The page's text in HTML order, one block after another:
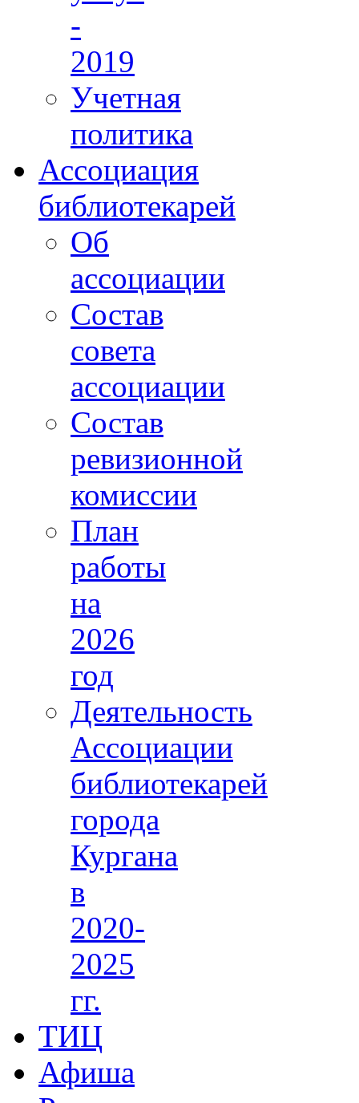
-
2019
Учетная
политика
Ассоциация
библиотекарей
Об
ассоциации
Состав
совета
ассоциации
Состав
ревизионной
комиссии
План
работы
на
2026
год
Деятельность
Ассоциации
библиотекарей
города
Кургана
в
2020-
2025
гг.
ТИЦ
Афиша